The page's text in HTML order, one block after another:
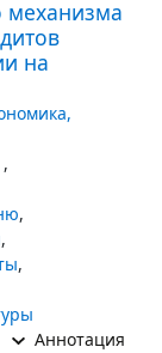
механизма
на
,
,
,
,
Аннотация